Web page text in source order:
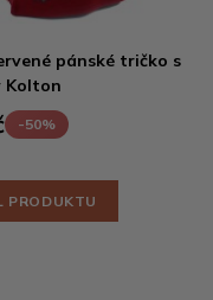
pánské tričko s
Kolton
-50%
PRODUKTU